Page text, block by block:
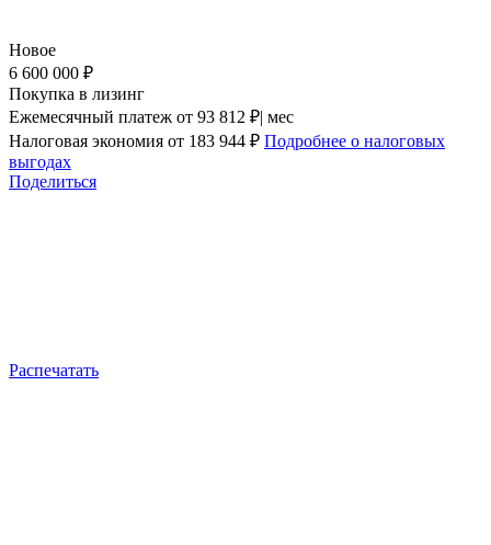
Новое
6 600 000 ₽
Покупка в лизинг
Ежемесячный платеж от 93 812 ₽| мес
Налоговая экономия от 183 944 ₽ Подробнее о налоговых
выгодах
Поделиться
Распечатать